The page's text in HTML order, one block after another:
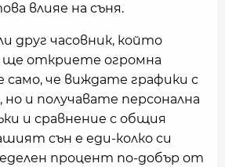
влияе на съня.
друг часовник, който
ще откриете огромна
само, че виждате графики с
и получавате персонална
и сравнение с общия
сън е еди-колко си
процент по-добър от